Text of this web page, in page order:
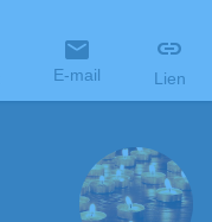
E-mail Lien